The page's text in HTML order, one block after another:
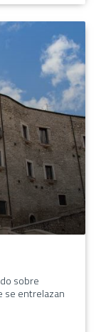
sobre
se entrelazan